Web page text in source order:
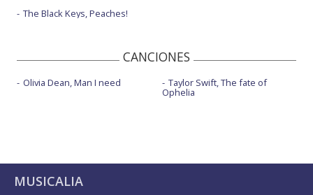
The Black Keys, Peaches!
CANCIONES
Olivia Dean, Man I need Taylor Swift, The fate of
Ophelia
MUSICALIA